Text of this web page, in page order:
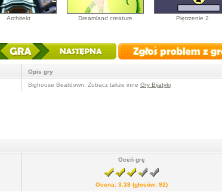
Architekt Dreamland creature Piętrzenie 2
Opis gry
Bighouse Beatdown. Zobacz także inne Gry Bijatyki
Oceń grę
Ocena: 3.38 (głosów: 92)